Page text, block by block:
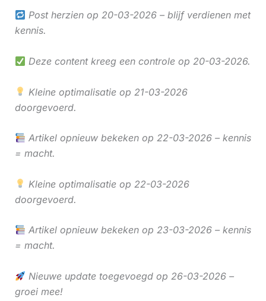
Post herzien op 20-03-2026 – blijf verdienen met
kennis.
Deze content kreeg een controle op 20-03-2026.
Kleine optimalisatie op 21-03-2026
doorgevoerd.
Artikel opnieuw bekeken op 22-03-2026 – kennis
= macht.
Kleine optimalisatie op 22-03-2026
doorgevoerd.
Artikel opnieuw bekeken op 23-03-2026 – kennis
= macht.
Nieuwe update toegevoegd op 26-03-2026 –
groei mee!